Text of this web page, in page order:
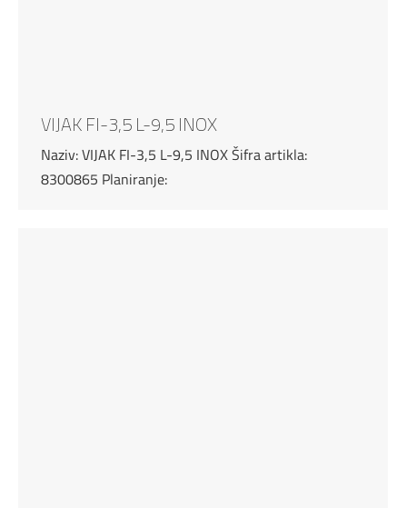
VIJAK FI-3,5 L-9,5 INOX
Naziv: VIJAK FI-3,5 L-9,5 INOX Šifra artikla:
8300865 Planiranje: